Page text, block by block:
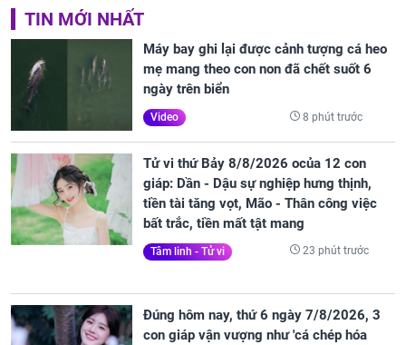
TIN MỚI NHẤT
Máy bay ghi lại được cảnh tượng cá heo
mẹ mang theo con non đã chết suốt 6
ngày trên biển
Video 8 phút trước
Tử vi thứ Bảy 8/8/2026 ocủa 12 con
giáp: Dần - Dậu sự nghiệp hưng thịnh,
tiền tài tăng vọt, Mão - Thân công việc
bất trắc, tiền mất tật mang
Tâm linh - Tử vi 23 phút trước
Đúng hôm nay, thứ 6 ngày 7/8/2026, 3
con giáp vận vượng như 'cá chép hóa